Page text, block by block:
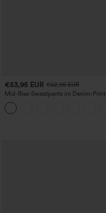
€53,95 EUR €62,95 EUR
Mid-Rise-Sweatpants im Denim-Print
aus French Terry, lässig, mit Taschen